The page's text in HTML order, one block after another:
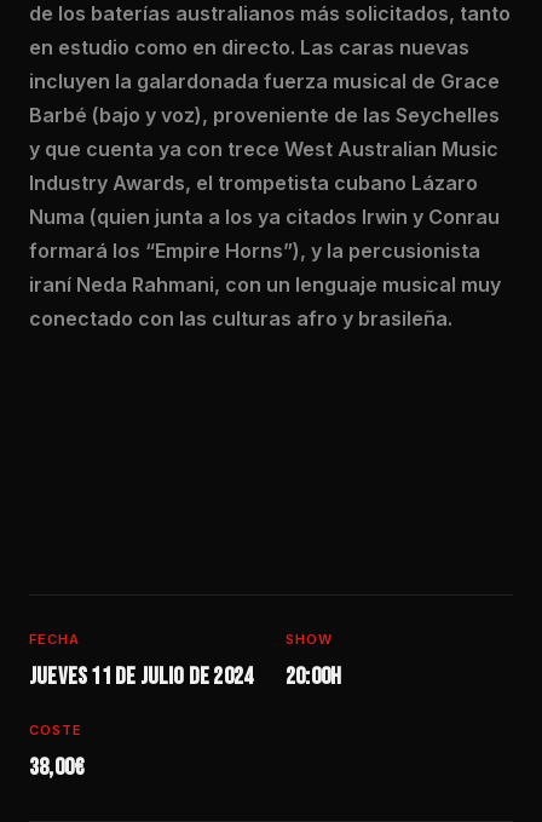
de los baterías australianos más solicitados, tanto
en estudio como en directo. Las caras nuevas
incluyen la galardonada fuerza musical de Grace
Barbé (bajo y voz), proveniente de las Seychelles
y que cuenta ya con trece West Australian Music
Industry Awards, el trompetista cubano Lázaro
Numa (quien junta a los ya citados Irwin y Conrau
formará los “Empire Horns”), y la percusionista
iraní Neda Rahmani, con un lenguaje musical muy
conectado con las culturas afro y brasileña.
FECHA
Jueves 11 de julio de 2024
SHOW
20:00h
COSTE
38,00€